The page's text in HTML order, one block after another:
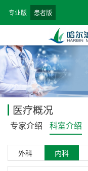
专业版 患者版
医疗概况
专家介绍 科室介绍
外科 内科